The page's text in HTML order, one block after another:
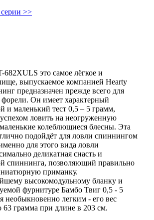
>>
682XULS это самое лёгкое и
выпускаемое компанией Hearty
предназначен прежде всего для
Он имеет характерный
и маленький тест 0,5 – 5 грамм,
ловить на неогруженную
колеблющиеся блесны. Эта
подойдёт для ловли спиннингом
для этого вида ловли
деликатная снасть и
спиннинга, позволяющий правильно
приманку.
высокомодульному бланку и
фурнитуре Бамбо Твиг 0,5 - 5
необыкновенно легким - его вес
63 грамма при длине в 203 см.